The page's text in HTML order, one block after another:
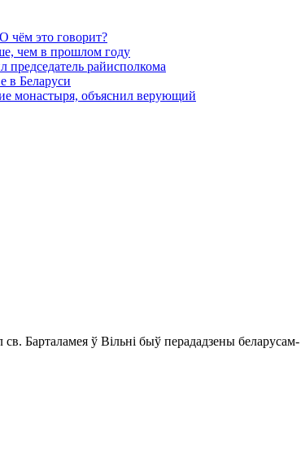
чём это говорит?
чем в прошлом году
председатель райисполкома
в Беларуси
монастыря, объяснил верующий
св. Барталамея ў Вільні быў перададзены беларусам-